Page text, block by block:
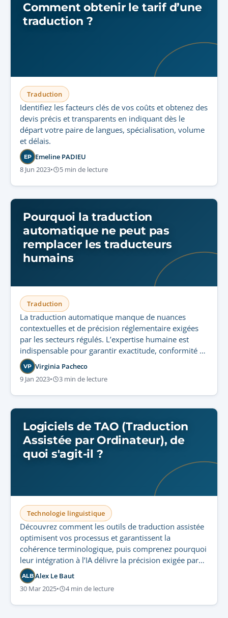
Comment obtenir le tarif d’une
traduction ?
Traduction
Identifiez les facteurs clés de vos coûts et obtenez des
devis précis et transparents en indiquant dès le
départ votre paire de langues, spécialisation, volume
et délais.
EP Emeline PADIEU
8 Jun 2023• 5 min de lecture
Pourquoi la traduction
automatique ne peut pas
remplacer les traducteurs
humains
Traduction
La traduction automatique manque de nuances
contextuelles et de précision réglementaire exigées
par les secteurs régulés. L’expertise humaine est
indispensable pour garantir exactitude, conformité et
confiance client.
VP Virginia Pacheco
9 Jan 2023• 3 min de lecture
Logiciels de TAO (Traduction
Assistée par Ordinateur), de
quoi s'agit-il ?
Technologie linguistique
Découvrez comment les outils de traduction assistée
optimisent vos processus et garantissent la
cohérence terminologique, puis comprenez pourquoi
leur intégration à l’IA délivre la précision exigée par
les secteurs réglementés.
ALB Alex Le Baut
30 Mar 2025• 4 min de lecture